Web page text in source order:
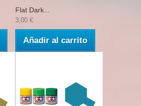
Flat Dark...
3,00 €
Añadir al carrito